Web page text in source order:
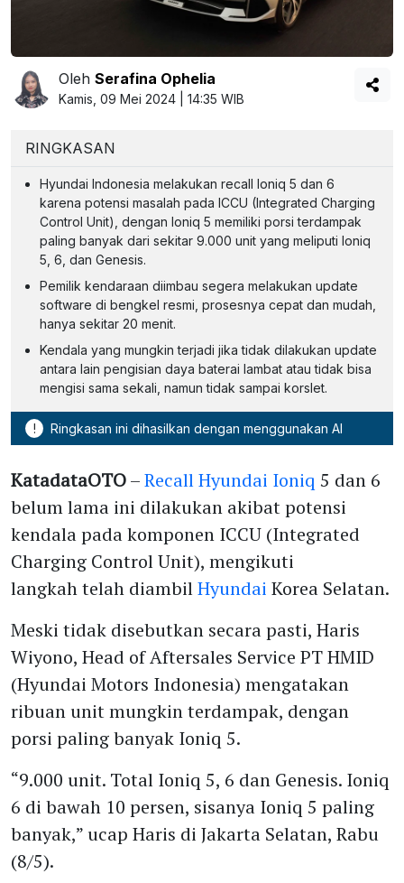
Oleh Serafina Ophelia
Kamis, 09 Mei 2024 | 14:35 WIB
RINGKASAN
Hyundai Indonesia melakukan recall Ioniq 5 dan 6
karena potensi masalah pada ICCU (Integrated Charging
Control Unit), dengan Ioniq 5 memiliki porsi terdampak
paling banyak dari sekitar 9.000 unit yang meliputi Ioniq
5, 6, dan Genesis.
Pemilik kendaraan diimbau segera melakukan update
software di bengkel resmi, prosesnya cepat dan mudah,
hanya sekitar 20 menit.
Kendala yang mungkin terjadi jika tidak dilakukan update
antara lain pengisian daya baterai lambat atau tidak bisa
mengisi sama sekali, namun tidak sampai korslet.
! Ringkasan ini dihasilkan dengan menggunakan AI
KatadataOTO–Recall Hyundai Ioniq 5 dan 6
belum lama ini dilakukan akibat potensi
kendala pada komponen ICCU (Integrated
Charging Control Unit), mengikuti
langkah telah diambilHyundai Korea Selatan.
Meski tidak disebutkan secara pasti, Haris
Wiyono, Head of Aftersales Service PT HMID
(Hyundai Motors Indonesia) mengatakan
ribuan unit mungkin terdampak, dengan
porsi paling banyak Ioniq 5.
“9.000 unit. Total Ioniq 5, 6 dan Genesis. Ioniq
6 di bawah 10 persen, sisanya Ioniq 5 paling
banyak,” ucap Haris di Jakarta Selatan, Rabu
(8/5).